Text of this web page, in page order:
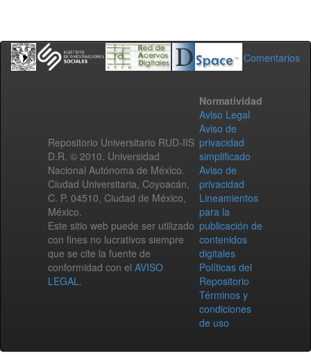
Comentarios
Repositorio Universitario RUD-IIS
D.R. © 2010. Universidad
Nacional Autónoma de México.
Ciudad Universitaria, Coyoacán,
C. P. 04510, Ciudad de México,
México.
Este sitio web puede ser utilizado
con fines no lucrativos siempre
que se cite la fuente de
conformidad con el AVISO
LEGAL.
Normatividad
Aviso Legal
Aviso de
privacidad
simplificado
Aviso de
privacidad
Lineamientos
para la
publicación de
contenidos
digitales
Políticas del
Repositorio
Términos y
condiciones
de uso